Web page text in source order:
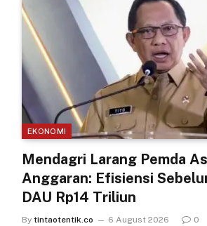
EKONOMI
Mendagri Larang Pemda
Anggaran: Efisiensi
DAU Rp14 Triliun
By tintaotentik.co 6 August 2026 0